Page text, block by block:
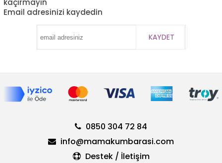
kaçırmayın
Email adresinizi kaydedin
KAYDET
0850 304 72 84
info@mamakumbarasi.com
Destek / İletişim